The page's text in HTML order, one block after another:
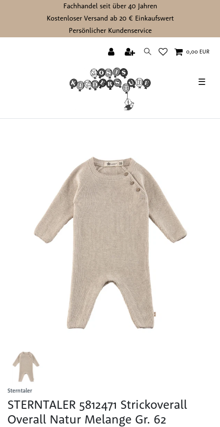
Fachhandel seit über 40 Jahren
Kostenloser Versand ab 20 € Einkaufswert
Persönlicher Kundenservice
0,00 EUR
☰
Sterntaler
STERNTALER 5812471 Strickoverall
Overall Natur Melange Gr. 62